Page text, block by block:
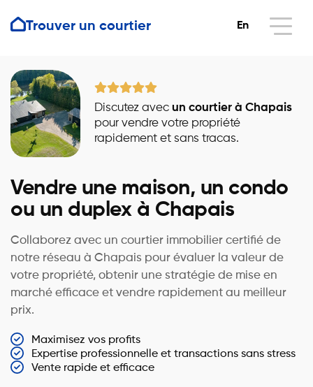
Trouver un courtier En
Discutez avec un courtier à Chapais
pour vendre votre propriété
rapidement et sans tracas.
Vendre une maison, un condo
ou un duplex à Chapais
Collaborez avec un courtier immobilier certifié de
notre réseau à Chapais pour évaluer la valeur de
votre propriété, obtenir une stratégie de mise en
marché efficace et vendre rapidement au meilleur
prix.
Maximisez vos profits
Expertise professionnelle et transactions sans stress
Vente rapide et efficace